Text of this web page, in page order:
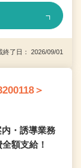
了日： 2026/09/01
＞
内・誘導業務
額支給！